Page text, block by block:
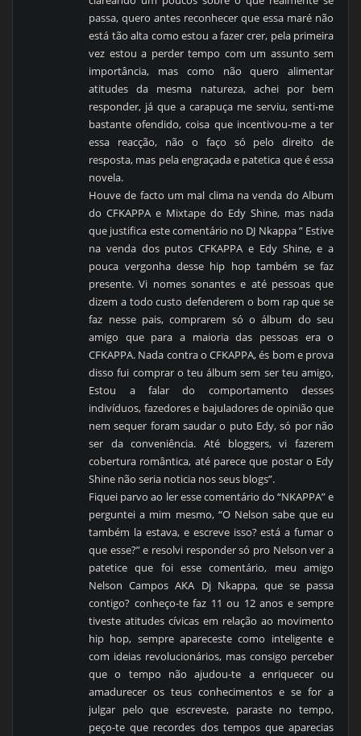
passa, quero antes reconhecer que essa maré não
está tão alta como estou a fazer crer, pela primeira
vez estou a perder tempo com um assunto sem
importância, mas como não quero alimentar
atitudes da mesma natureza, achei por bem
responder, já que a carapuça me serviu, senti-me
bastante ofendido, coisa que incentivou-me a ter
essa reacção, não o faço só pelo direito de
resposta, mas pela engraçada e patetica que é essa
novela.
Houve de facto um mal clima na venda do Album
do CFKAPPA e Mixtape do Edy Shine, mas nada
que justifica este comentário no DJ Nkappa ” Estive
na venda dos putos CFKAPPA e Edy Shine, e a
pouca vergonha desse hip hop também se faz
presente. Vi nomes sonantes e até pessoas que
dizem a todo custo defenderem o bom rap que se
faz nesse pais, comprarem só o álbum do seu
amigo que para a maioria das pessoas era o
CFKAPPA. Nada contra o CFKAPPA, és bom e prova
disso fui comprar o teu álbum sem ser teu amigo,
Estou a falar do comportamento desses
indivíduos, fazedores e bajuladores de opinião que
nem sequer foram saudar o puto Edy, só por não
ser da conveniência. Até bloggers, vi fazerem
cobertura romântica, até parece que postar o Edy
Shine não seria noticia nos seus blogs”.
Fiquei parvo ao ler esse comentário do “NKAPPA” e
perguntei a mim mesmo, “O Nelson sabe que eu
também la estava, e escreve isso? está a fumar o
que esse?” e resolvi responder só pro Nelson ver a
patetice que foi esse comentário, meu amigo
Nelson Campos AKA Dj Nkappa, que se passa
contigo? conheço-te faz 11 ou 12 anos e sempre
tiveste atitudes cívicas em relação ao movimento
hip hop, sempre apareceste como inteligente e
com ideias revolucionários, mas consigo perceber
que o tempo não ajudou-te a enriquecer ou
amadurecer os teus conhecimentos e se for a
julgar pelo que escreveste, paraste no tempo,
peço-te que recordes dos tempos que aparecias